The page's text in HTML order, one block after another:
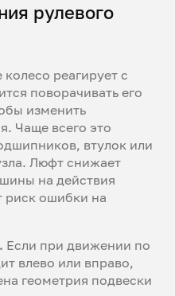
рулевого
колесо реагирует с
поворачивать его
изменить
Чаще всего это
втулок или
Люфт снижает
на действия
риск ошибки на
Если при движении по
влево или вправо,
геометрия подвески